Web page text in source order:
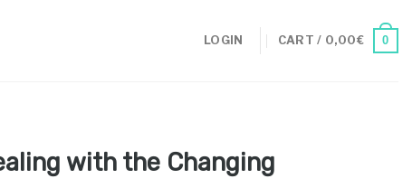
LOGIN CART / 0,00€ 0
with the Changing